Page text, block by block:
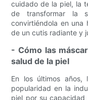
cuidado de la piel, la
de transformar la
convirtiéndola en una
de un cutis radiante y
- Cómo las
salud de la piel
En los últimos años,
popularidad en la
piel por su capacidad